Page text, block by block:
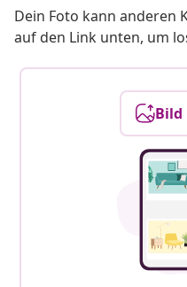
Dein Foto kann anderen
auf den Link unten, um
Bild